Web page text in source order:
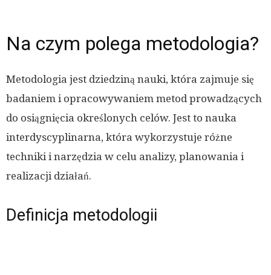
Na czym polega metodologia?
Metodologia jest dziedziną nauki, która zajmuje się
badaniem i opracowywaniem metod prowadzących
do osiągnięcia określonych celów. Jest to nauka
interdyscyplinarna, która wykorzystuje różne
techniki i narzędzia w celu analizy, planowania i
realizacji działań.
Definicja metodologii